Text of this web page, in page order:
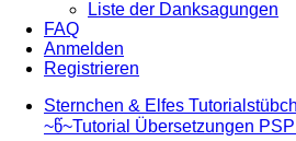
Liste der Danksagungen
FAQ
Anmelden
Registrieren
Sternchen & Elfes
~წ~Tutorial Übersetzungen